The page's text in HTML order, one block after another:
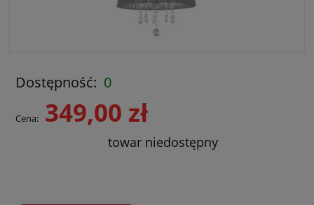
Dostępność: 0
Cena: 349,00 zł
towar niedostępny